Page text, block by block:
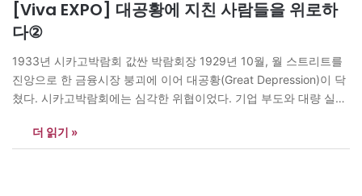
[Viva EXPO] 대공황에 지친 사람들을 위로하
다②
1933년 시카고박람회 값싼 박람회장 1929년 10월, 월 스트리트를
진앙으로 한 금융시장 붕괴에 이어 대공황(Great Depression)이 닥
쳤다. 시카고박람회에는 심각한 위협이었다. 기업 부도와 대량 실업,
워졌다. 암울한 사회 분위기에다 재원 조달 방안마저 불투명해지자
박람회 개최를 포기해야 할 상황에 몰렸다. 그러나 대공황은 양날의
더 읽기 »